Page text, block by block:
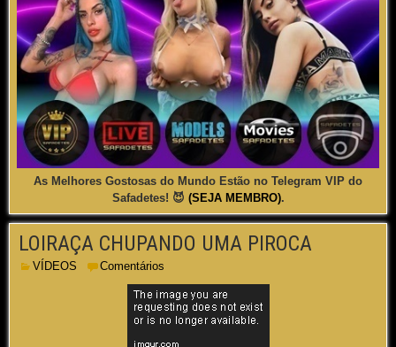
As Melhores Gostosas do Mundo Estão no Telegram VIP do
Safadetes! 😈 (SEJA MEMBRO).
LOIRAÇA CHUPANDO UMA PIROCA
VÍDEOS Comentários